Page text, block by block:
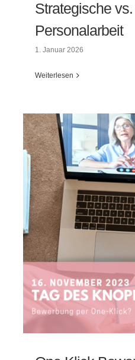
Strategische
Personalarbeit
1. Januar 2026
Weiterlesen